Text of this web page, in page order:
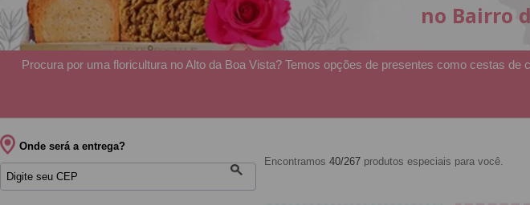
no Bairro
Procura por uma floricultura no Alto da Boa Vista? Temos opções de presentes como cestas
Onde será a entrega?
Encontramos40/267 produtos especiais para você.